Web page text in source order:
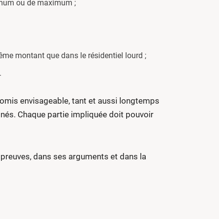
ou de maximum ;
montant que dans le résidentiel lourd ;
envisageable, tant et aussi longtemps
Chaque partie impliquée doit pouvoir
dans ses arguments et dans la